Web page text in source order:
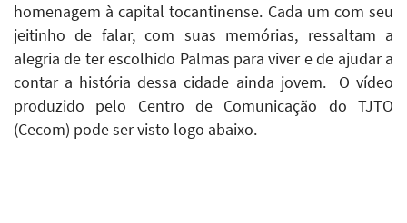
homenagem à capital tocantinense. Cada um com seu
jeitinho de falar, com suas memórias, ressaltam a
alegria de ter escolhido Palmas para viver e de ajudar a
contar a história dessa cidade ainda jovem. O vídeo
produzido pelo Centro de Comunicação do TJTO
(Cecom) pode ser visto logo abaixo.